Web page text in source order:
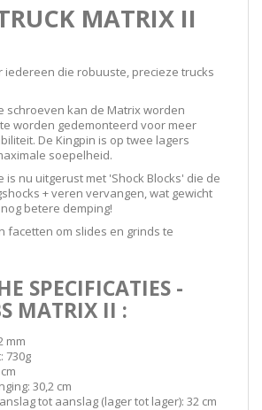
MATRIX II
iedereen die robuuste, precieze trucks
schroeven kan de Matrix worden
worden gedemonteerd voor meer
De Kingpin is op twee lagers
soepelheid.
is nu uitgerust met 'Shock Blocks' die de
+ veren vervangen, wat gewicht
betere demping!
facetten om slides en grinds te
SPECIFICATIES -
MATRIX II :
mm
730g
30,2 cm
tot aanslag (lager tot lager): 32 cm